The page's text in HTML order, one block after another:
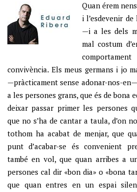
Quan érem
i l’esdevenir de
—i a les dels
mal costum
convivència. Els meus germans i jo
—pràcticament sense adonar-nos-
a les persones grans, que és de bona
deixar passar primer les persones
que no s’ha de cantar a taula, d’on
tothom ha acabat de menjar, que
punt d’acabar-se és convenient
també en vol, que quan arribes a
persones cal dir «bon dia» o «bona
que quan entres en un espai